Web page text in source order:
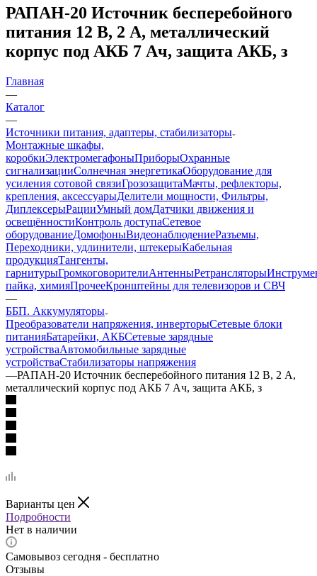
РАПАН-20 Источник бесперебойного
питания 12 В, 2 А, металлический
корпус под АКБ 7 Ач, защита АКБ, з
Главная
—
Каталог
—
Источники питания, адаптеры, стабилизаторы
Монтажные шкафы,
коробкиЭлектромегафоныПриборыОхранные
сигнализацииСолнечная энергетикаОборудование для
усиления сотовой связиГрозозащитаМачты, рефлекторы,
крепления, аксессуарыДелители мощности, Фильтры,
ДиплексерыРацииУмный домДатчики движения и
освещённостиКонтроль доступаСетевое
оборудованиеДомофоныВидеонаблюдениеРазъемы,
Переходники, удлинители, штекерыКабельная
продукцияТангенты,
гарнитурыГромкоговорителиАнтенныРетрансляторы
пайка, химияПрочееКронштейны для телевизоров и СВЧ
—
ББП. Аккумуляторы
Преобразователи напряжения, инверторыСетевые блоки
питанияБатарейки, АКБСетевые зарядные
устройстваАвтомобильные зарядные
устройстваСтабилизаторы напряжения
—РАПАН-20 Источник бесперебойного питания 12 В, 2 А,
металлический корпус под АКБ 7 Ач, защита АКБ, з
Варианты цен
Подробности
Нет в наличии
Самовывоз сегодня - бесплатно
Отзывы